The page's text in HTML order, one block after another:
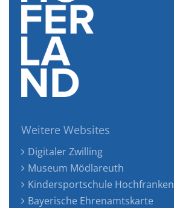
Weitere Websites
Digitaler Zwilling
Museum Mödlareuth
Kindersportschule Hochfranken
Bayerische Ehrenamtskarte